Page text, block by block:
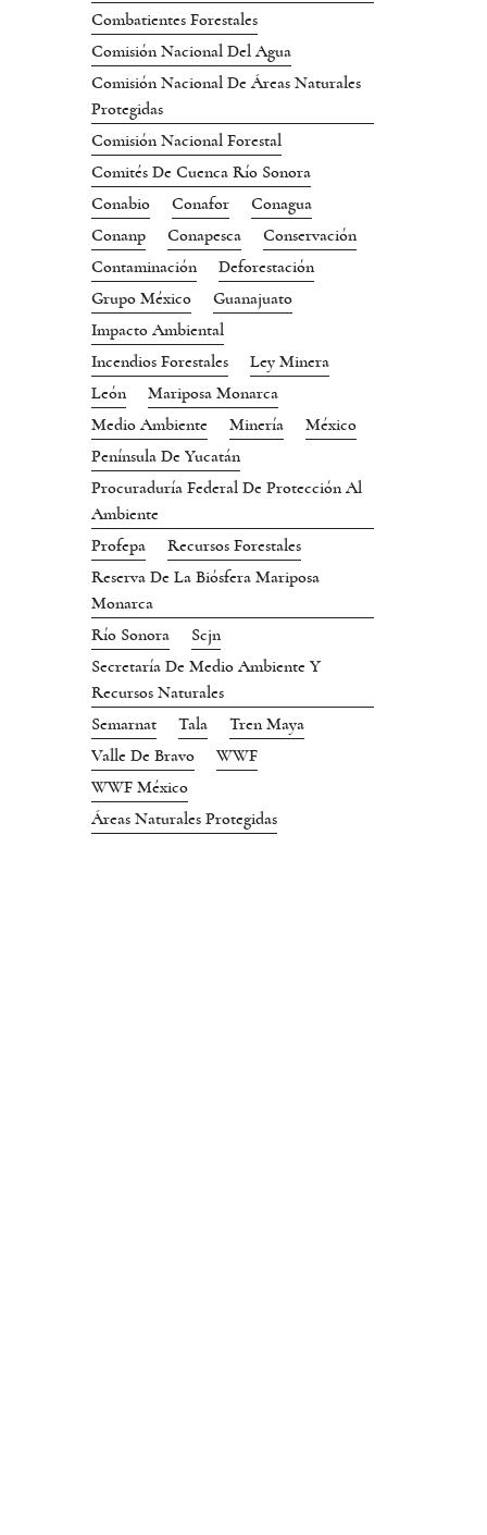
Combatientes Forestales
Comisión Nacional Del Agua
Comisión Nacional De Áreas Naturales
Protegidas
Comisión Nacional Forestal
Comités De Cuenca Río Sonora
Conabio
Conafor
Conagua
Conanp
Conapesca
Conservación
Contaminación
Deforestación
Grupo México
Guanajuato
Impacto Ambiental
Incendios Forestales
Ley Minera
León
Mariposa Monarca
Medio Ambiente
Minería
México
Península De Yucatán
Procuraduría Federal De Protección Al
Ambiente
Profepa
Recursos Forestales
Reserva De La Biósfera Mariposa
Monarca
Río Sonora
Scjn
Secretaría De Medio Ambiente Y
Recursos Naturales
Semarnat
Tala
Tren Maya
Valle De Bravo
WWF
WWF México
Áreas Naturales Protegidas